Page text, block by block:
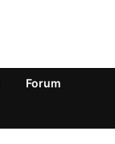
Forum